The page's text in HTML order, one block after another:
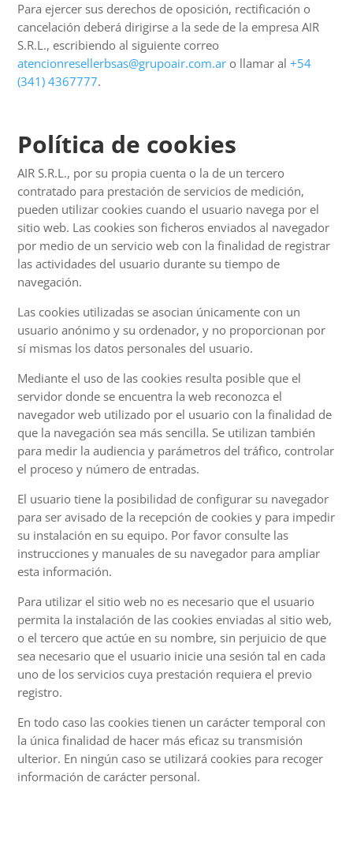
Para ejercer sus derechos de oposición, rectificación o
cancelación deberá dirigirse a la sede de la empresa AIR
S.R.L., escribiendo al siguiente correo
atencionresellerbsas@grupoair.com.ar o llamar al+54
(341) 4367777.
Política de cookies
AIR S.R.L., por su propia cuenta o la de un tercero
contratado para prestación de servicios de medición,
pueden utilizar cookies cuando el usuario navega por el
sitio web. Las cookies son ficheros enviados al navegador
por medio de un servicio web con la finalidad de registrar
las actividades del usuario durante su tiempo de
navegación.
Las cookies utilizadas se asocian únicamente con un
usuario anónimo y su ordenador, y no proporcionan por
sí mismas los datos personales del usuario.
Mediante el uso de las cookies resulta posible que el
servidor donde se encuentra la web reconozca el
navegador web utilizado por el usuario con la finalidad de
que la navegación sea más sencilla. Se utilizan también
para medir la audiencia y parámetros del tráfico, controlar
el proceso y número de entradas.
El usuario tiene la posibilidad de configurar su navegador
para ser avisado de la recepción de cookies y para impedir
su instalación en su equipo. Por favor consulte las
instrucciones y manuales de su navegador para ampliar
esta información.
Para utilizar el sitio web no es necesario que el usuario
permita la instalación de las cookies enviadas al sitio web,
o el tercero que actúe en su nombre, sin perjuicio de que
sea necesario que el usuario inicie una sesión tal en cada
uno de los servicios cuya prestación requiera el previo
registro.
En todo caso las cookies tienen un carácter temporal con
la única finalidad de hacer más eficaz su transmisión
ulterior. En ningún caso se utilizará cookies para recoger
información de carácter personal.